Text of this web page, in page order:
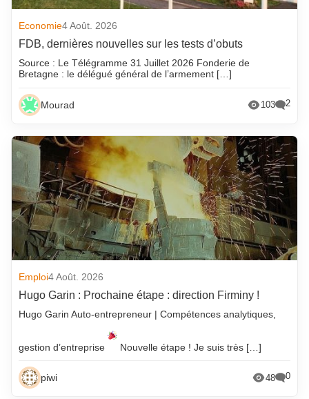
Economie4 Août. 2026
FDB, dernières nouvelles sur les tests d’obuts
Source : Le Télégramme 31 Juillet 2026 Fonderie de
Bretagne : le délégué général de l’armement […]
Mourad 103 2
Emploi4 Août. 2026
Hugo Garin : Prochaine étape : direction Firminy !
Hugo Garin Auto-entrepreneur | Compétences analytiques,
gestion d’entreprise Nouvelle étape ! Je suis très […]
piwi 48 0